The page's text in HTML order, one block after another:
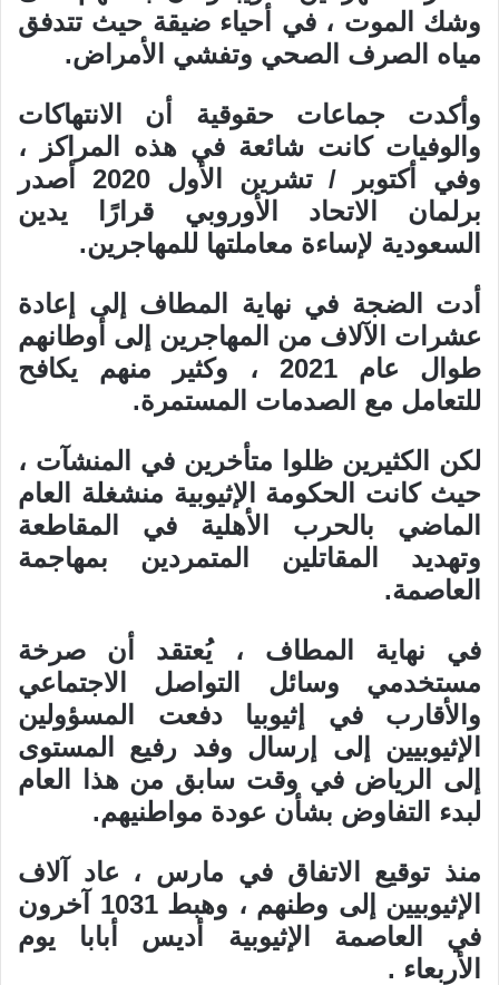
وشك الموت ، في أحياء ضيقة حيث تتدفق
مياه الصرف الصحي وتفشي الأمراض.
وأكدت جماعات حقوقية أن الانتهاكات
والوفيات كانت شائعة في هذه المراكز ،
وفي أكتوبر / تشرين الأول 2020 أصدر
برلمان الاتحاد الأوروبي قرارًا يدين
السعودية لإساءة معاملتها للمهاجرين.
أدت الضجة في نهاية المطاف إلى إعادة
عشرات الآلاف من المهاجرين إلى أوطانهم
طوال عام 2021 ، وكثير منهم يكافح
للتعامل مع الصدمات المستمرة.
لكن الكثيرين ظلوا متأخرين في المنشآت ،
حيث كانت الحكومة الإثيوبية منشغلة العام
الماضي بالحرب الأهلية في المقاطعة
وتهديد المقاتلين المتمردين بمهاجمة
العاصمة.
في نهاية المطاف ، يُعتقد أن صرخة
مستخدمي وسائل التواصل الاجتماعي
والأقارب في إثيوبيا دفعت المسؤولين
الإثيوبيين إلى إرسال وفد رفيع المستوى
إلى الرياض في وقت سابق من هذا العام
لبدء التفاوض بشأن عودة مواطنيهم.
منذ توقيع الاتفاق في مارس ، عاد آلاف
الإثيوبيين إلى وطنهم ، وهبط 1031 آخرون
في العاصمة الإثيوبية أديس أبابا يوم
الأربعاء .